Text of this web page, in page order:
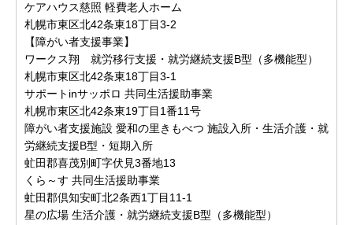
ケアハウス慈照 軽費老人ホーム
札幌市東区北42条東18丁目3-2
【障がい者支援事業】
ワークス翔 就労移行支援・就労継続支援B型（多機能型）
札幌市東区北42条東18丁目3-1
サポートinサッポロ 共同生活援助事業
札幌市東区北42条東19丁目1番11号
障がい者支援施設 愛和の里きもべつ 施設入所・生活介護・就
労継続支援B型・短期入所
虻田郡喜茂別町字伏見3番地13
くら～す 共同生活援助事業
虻田郡倶知安町北2条西1丁目11-1
星の広場 生活介護・就労継続支援B型（多機能型）